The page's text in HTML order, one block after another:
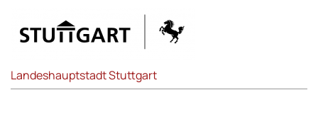
Landeshauptstadt Stuttgart